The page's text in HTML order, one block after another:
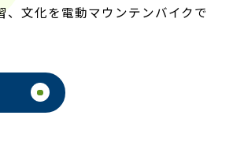
、文化を電動マウンテンバイクで